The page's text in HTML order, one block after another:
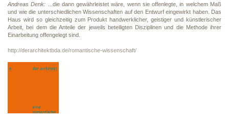
Andreas Denk: ...die dann gewährleistet wäre, wenn sie offenlegte, in welchem Maß
und wie die unterschiedlichen Wissenschaften auf den Entwurf eingewirkt haben. Das
Haus wird so gleichzeitig zum Produkt handwerklicher, geistiger und künstlerischer
Arbeit, bei dem die Anteile der jeweils beteiligten Disziplinen und die Methode ihrer
Einarbeitung offengelegt sind.
http://derarchitektbda.de/romantische-wissenschaft/